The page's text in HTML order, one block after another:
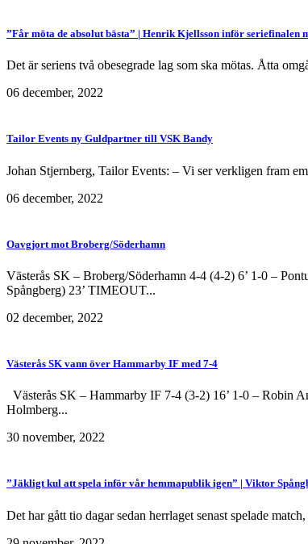
”Får möta de absolut bästa” | Henrik Kjellsson inför seriefinalen
Det är seriens två obesegrade lag som ska mötas. Åtta
06 december, 2022
Tailor Events ny Guldpartner till VSK Bandy
Johan Stjernberg, Tailor Events: – Vi ser verkligen fram
06 december, 2022
Oavgjort mot Broberg/Söderhamn
Västerås SK – Broberg/Söderhamn 4-4 (4-2) 6’ 1-0 –
Spångberg) 23’ TIMEOUT...
02 december, 2022
Västerås SK vann över Hammarby IF med 7-4
Västerås SK – Hammarby IF 7-4 (3-2) 16’ 1-0 – Robin
Holmberg...
30 november, 2022
”Jäkligt kul att spela inför vår hemmapublik igen” | Viktor
Det har gått tio dagar sedan herrlaget senast spelade